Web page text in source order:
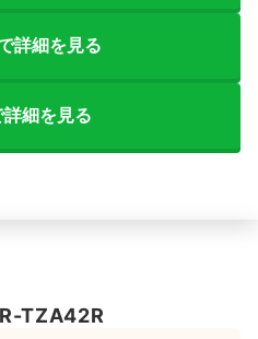
詳細を見る
細を見る
TZA42R